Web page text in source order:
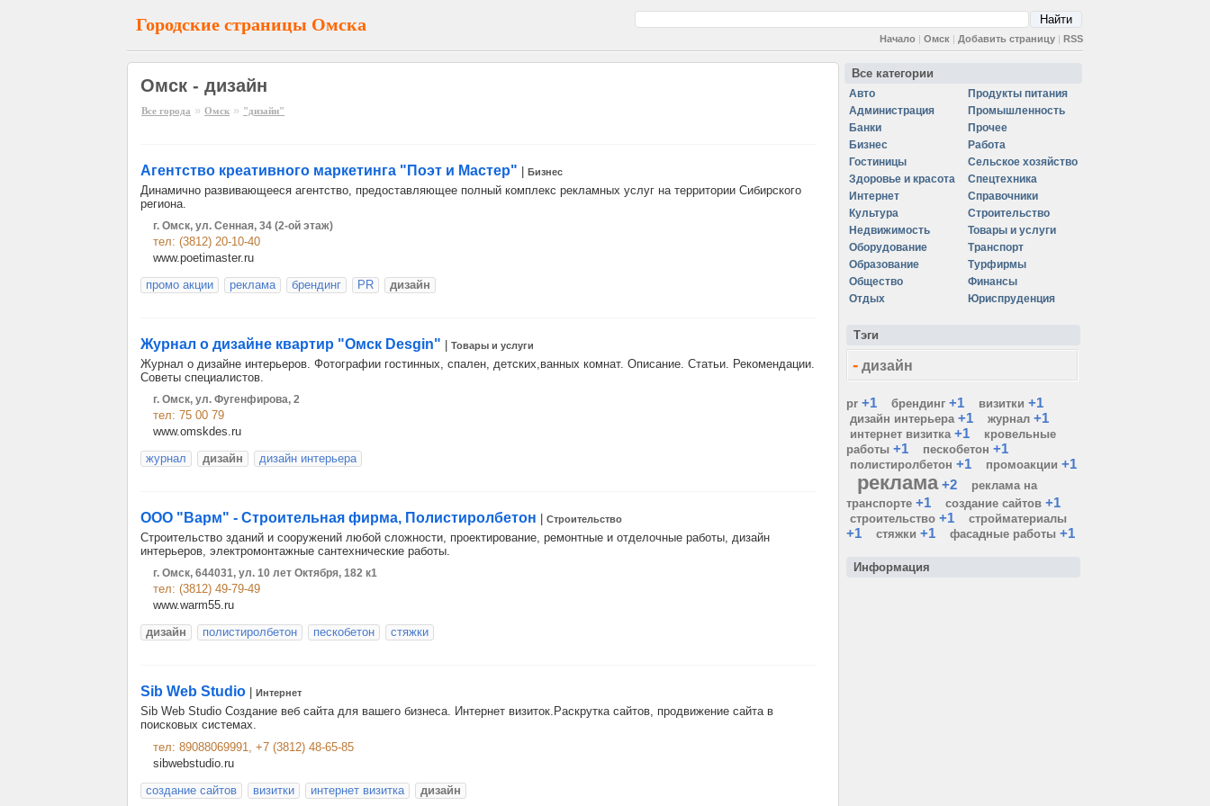
Городские страницы Омска
Начало | Омск | Добавить страницу | RSS
Омск - дизайн
Все города » Омск » "дизайн"
Агентство креативного маркетинга "Поэт и Мастер" Бизнес
Динамично развивающееся агентство, предоставляющее полный комплекс рекламных услуг на территории Сибирского
региона.
г. Омск, ул. Сенная, 34 (2-ой этаж)
тел: (3812) 20-10-40
www.poetimaster.ru
промо акции
реклама брендинг PR дизайн
Журнал о дизайне квартир "Омск Desgin" Товары и услуги
Журнал о дизайне интерьеров. Фотографии гостинных, спален, детских,ванных комнат. Описание. Статьи. Рекомендации.
Советы специалистов.
г. Омск, ул. Фугенфирова, 2
тел: 75 00 79
www.omskdes.ru
журнал
дизайн дизайн интерьера
ООО "Варм" - Строительная фирма, Полистиролбетон Строительство
Строительство зданий и сооружений любой сложности, проектирование, ремонтные и отделочные работы, дизайн
интерьеров, электромонтажные сантехнические работы.
г. Омск, 644031, ул. 10 лет Октября, 182 к1
тел: (3812) 49-79-49
www.warm55.ru
дизайн
полистиролбетон пескобетон стяжки
Sib Web Studio Интернет
Sib Web Studio Создание веб сайта для вашего бизнеса. Интернет визиток.Раскрутка сайтов, продвижение сайта в
поисковых системах.
тел: 89088069991, +7 (3812) 48-65-85
sibwebstudio.ru
создание сайтов
визитки интернет визитка дизайн
Все категории
Авто
Администрация
Банки
Бизнес
Гостиницы
Здоровье и красота
Интернет
Культура
Недвижимость
Оборудование
Образование
Общество
Отдых
Продукты питания
Промышленность
Прочее
Работа
Сельское хозяйство
Спецтехника
Справочники
Строительство
Товары и услуги
Транспорт
Турфирмы
Финансы
Юриспруденция
Тэги
- дизайн
pr +1 брендинг +1 визитки +1
дизайн интерьера +1 журнал +1
интернет визитка +1
кровельные
работы +1 пескобетон +1
полистиролбетон +1 промоакции +1
реклама +2
реклама на
транспорте +1 создание сайтов +1
строительство +1 стройматериалы
+1 стяжки +1 фасадные работы +1
Информация